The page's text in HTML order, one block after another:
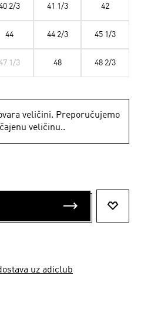
2/3 41 1/3 42
44 44 2/3 45 1/3
1/3 48 48 2/3
veličini. Preporučujemo
veličinu..
uz adiclub